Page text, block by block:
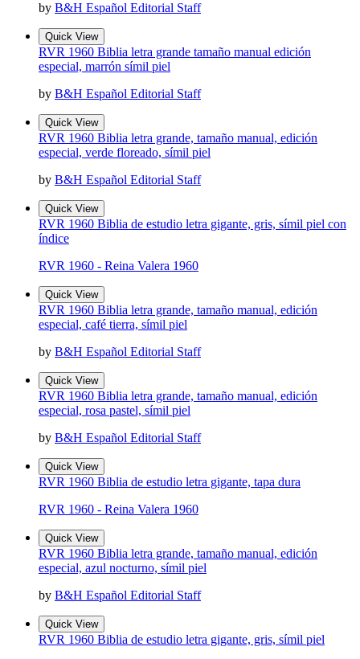
by B&H Español Editorial Staff
Quick View
RVR 1960 Biblia letra grande tamaño manual edición
especial, marrón símil piel
by B&H Español Editorial Staff
Quick View
RVR 1960 Biblia letra grande, tamaño manual, edición
especial, verde floreado, símil piel
by B&H Español Editorial Staff
Quick View
RVR 1960 Biblia de estudio letra gigante, gris, símil piel con
índice
RVR 1960 - Reina Valera 1960
Quick View
RVR 1960 Biblia letra grande, tamaño manual, edición
especial, café tierra, símil piel
by B&H Español Editorial Staff
Quick View
RVR 1960 Biblia letra grande, tamaño manual, edición
especial, rosa pastel, símil piel
by B&H Español Editorial Staff
Quick View
RVR 1960 Biblia de estudio letra gigante, tapa dura
RVR 1960 - Reina Valera 1960
Quick View
RVR 1960 Biblia letra grande, tamaño manual, edición
especial, azul nocturno, símil piel
by B&H Español Editorial Staff
Quick View
RVR 1960 Biblia de estudio letra gigante, gris, símil piel